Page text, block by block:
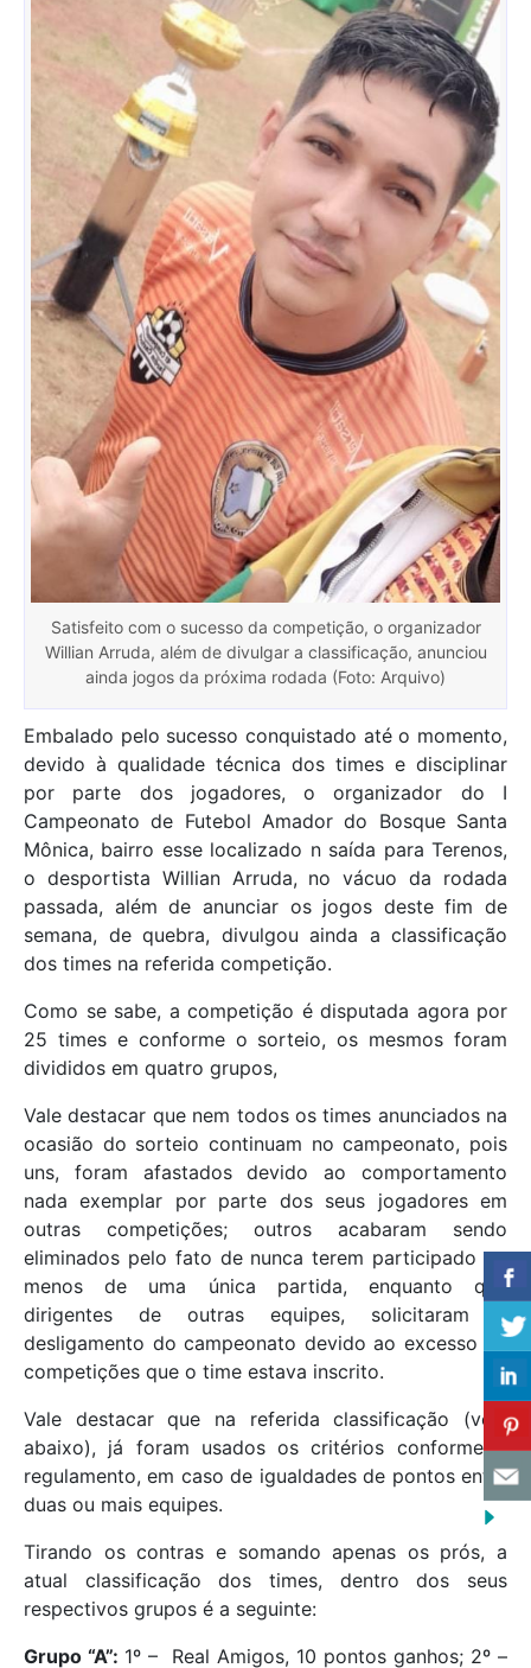
Satisfeito com o sucesso da competição, o organizador
Willian Arruda, além de divulgar a classificação, anunciou
ainda jogos da próxima rodada (Foto: Arquivo)
Embalado pelo sucesso conquistado até o momento,
devido à qualidade técnica dos times e disciplinar
por parte dos jogadores, o organizador do I
Campeonato de Futebol Amador do Bosque Santa
Mônica, bairro esse localizado n saída para Terenos,
o desportista Willian Arruda, no vácuo da rodada
passada, além de anunciar os jogos deste fim de
semana, de quebra, divulgou ainda a classificação
dos times na referida competição.
Como se sabe, a competição é disputada agora por
25 times e conforme o sorteio, os mesmos foram
divididos em quatro grupos,
Vale destacar que nem todos os times anunciados na
ocasião do sorteio continuam no campeonato, pois
uns, foram afastados devido ao comportamento
nada exemplar por parte dos seus jogadores em
outras competições; outros acabaram sendo
eliminados pelo fato de nunca terem participado ao
menos de uma única partida, enquanto que
dirigentes de outras equipes, solicitaram o
desligamento do campeonato devido ao excesso de
competições que o time estava inscrito.
Vale destacar que na referida classificação (veja
abaixo), já foram usados os critérios conforme o
regulamento, em caso de igualdades de pontos entre
duas ou mais equipes.
Tirando os contras e somando apenas os prós, a
atual classificação dos times, dentro dos seus
respectivos grupos é a seguinte:
Grupo “A”: 1º – Real Amigos, 10 pontos ganhos; 2º –